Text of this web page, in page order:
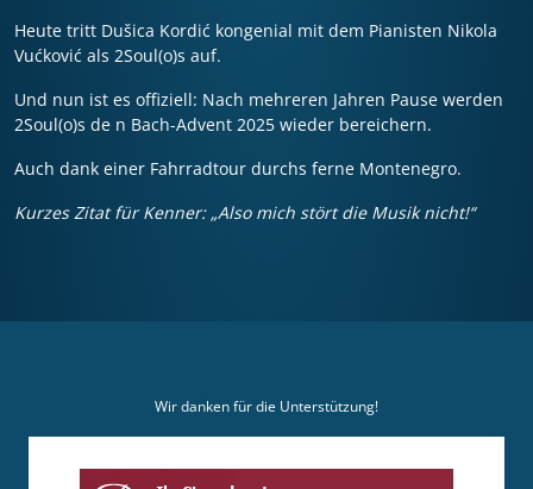
Heute tritt Dušica Kordić kongenial mit dem Pianisten Nikola
Vućković als 2Soul(o)s auf.
Und nun ist es offiziell: Nach mehreren Jahren Pause werden
2Soul(o)s de n Bach-Advent 2025 wieder bereichern.
Auch dank einer Fahrradtour durchs ferne Montenegro.
Kurzes Zitat für Kenner: „Also mich stört die Musik nicht!“
Wir danken für die Unterstützung!